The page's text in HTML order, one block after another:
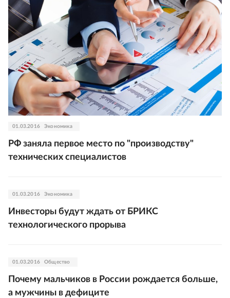
01.03.2016 Экономика
РФ заняла первое место по "производству"
технических специалистов
01.03.2016 Экономика
Инвесторы будут ждать от БРИКС
технологического прорыва
01.03.2016 Общество
Почему мальчиков в России рождается больше,
а мужчины в дефиците